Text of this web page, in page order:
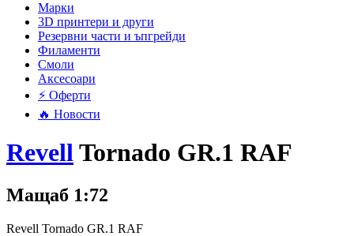
Mарки
3D принтери и други
Резервни части и ъпгрейди
Филаменти
Смоли
Аксесоари
⚡ Оферти
🔥 Новости
RevellTornado GR.1 RAF
Мащаб 1:72
Revell Tornado GR.1 RAF